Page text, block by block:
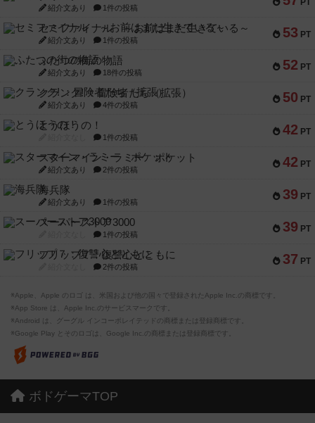
PT
紹介文あり 1件の投稿
53 PT
セミファイナル ～お前はまだ生きている～
紹介文あり 1件の投稿
52 PT
ふたつの街の物語
紹介文あり 18件の投稿
50 PT
クランク! ：冒険者たち（拡張）
紹介文あり 4件の投稿
42 PT
とうほうの！
1件の投稿
42 PT
スターマイン・ラミー ポケット
紹介文あり 2件の投稿
39 PT
海兵隊
紹介文あり 1件の投稿
39 PT
スーパーストア3000
1件の投稿
37 PT
フリップ７：復讐心とともに
2件の投稿
※Apple、Apple のロゴ は、米国および他の国々で登録されたApple Inc.の商標です。
※App Store は、Apple Inc.のサービスマークです。
※Android は、グーグル インコーポレイテッドの商標または登録商標です。
※Google Play とそのロゴは、Google Inc.の商標または登録商標です。
ボドゲーマTOP